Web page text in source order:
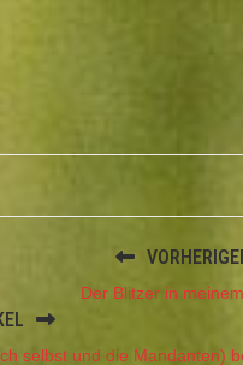
Der Blitzer in
selbst und die Mandanten)